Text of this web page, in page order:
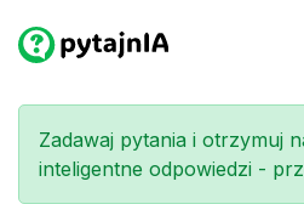
Zadawaj pytania i otrzymuj
inteligentne odpowiedzi -